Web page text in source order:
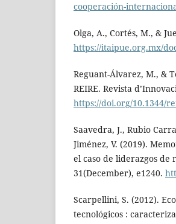
cooperación-
Olga, A., Cortés, M., &
https://itaipue.org.mx/
Reguant-Álvarez, M., &
REIRE. Revista
https://doi.org/10.1344/
Saavedra, J., Rubio
Jiménez, V. (2019).
el caso de liderazgos de
31(December), e1240.
Scarpellini, S. (2012).
tecnológicos :